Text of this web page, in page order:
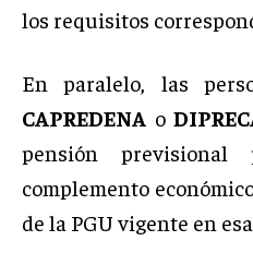
los requisitos
En paralelo, las
CAPREDENA o
pensión
complemento
de la PGU vigente en